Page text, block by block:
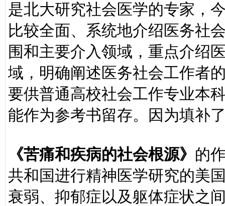
是北大研究社会医学的专家，
比较全面、系统地介绍医务社
围和主要介入领域，重点介绍
域，明确阐述医务社会工作者
要供普通高校社会工作专业本
能作为参考书留存。因为填补
《苦痛和疾病的社会根源》 的
共和国进行精神医学研究的美
衰弱、抑郁症以及躯体症状之